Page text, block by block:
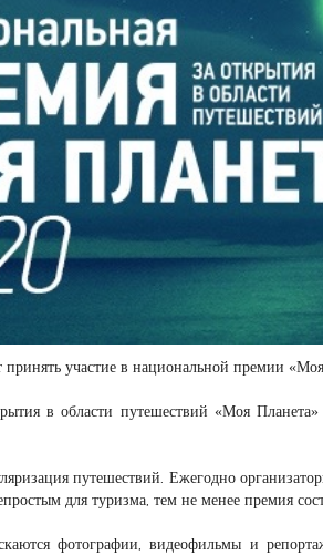
участие в национальной премии
в области путешествий «Моя
путешествий. Ежегодно
для туризма, тем не менее премия
фотографии, видеофильмы и